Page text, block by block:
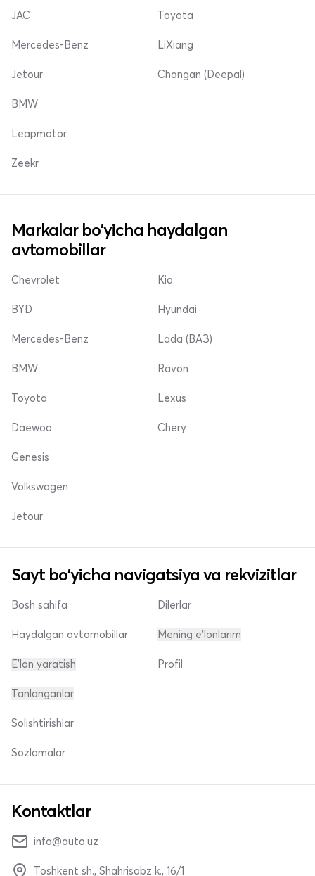
JAC
Mercedes-Benz
Jetour
Toyota
LiXiang
Changan (Deepal)
BMW
Leapmotor
Zeekr
Markalar bo'yicha haydalgan
avtomobillar
Chevrolet
BYD
Mercedes-Benz
Kia
Hyundai
Lada (ВАЗ)
BMW
Toyota
Daewoo
Ravon
Lexus
Chery
Genesis
Volkswagen
Jetour
Sayt bo'yicha navigatsiya va rekvizitlar
Bosh sahifa
Haydalgan avtomobillar
E'lon yaratish
Dilerlar
Mening e'lonlarim
Profil
Tanlanganlar
Solishtirishlar
Sozlamalar
Kontaktlar
info@auto.uz
Toshkent sh., Shahrisabz k., 16/1